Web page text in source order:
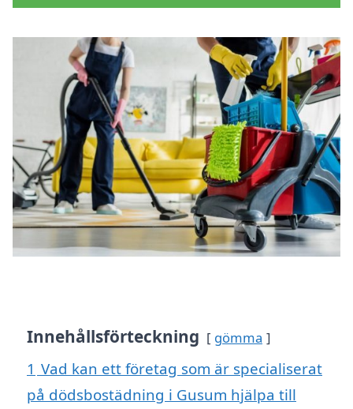
Innehållsförteckning gömma
1 Vad kan ett företag som är specialiserat
på dödsbostädning i Gusum hjälpa till